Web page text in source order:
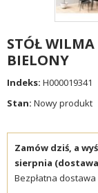
STÓŁ
BIELONY
Indeks: H000019341
Stan: Nowy produkt
Zamów dziś, a
sierpnia
Bezpłatna